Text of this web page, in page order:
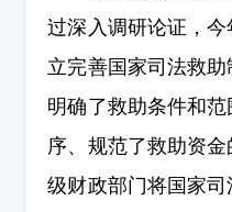
过深入调研论证，
立完善国家司法救助
明确了救助条件和
序、规范了救助资
级财政部门将国家